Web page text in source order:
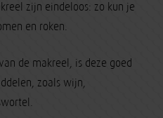
zijn eindeloos: zo kun je
en roken.
de makreel, is deze goed
zoals wijn,